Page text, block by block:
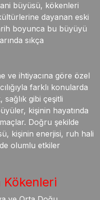
büyüsü, kökenleri
dayanan eski
boyunca bu büyüyü
sıkça
ve ihtiyacına göre özel
farklı konularda
sağlık gibi çeşitli
kişinin hayatında
Doğru şekilde
kişinin enerjisi, ruh hali
olumlu etkiler